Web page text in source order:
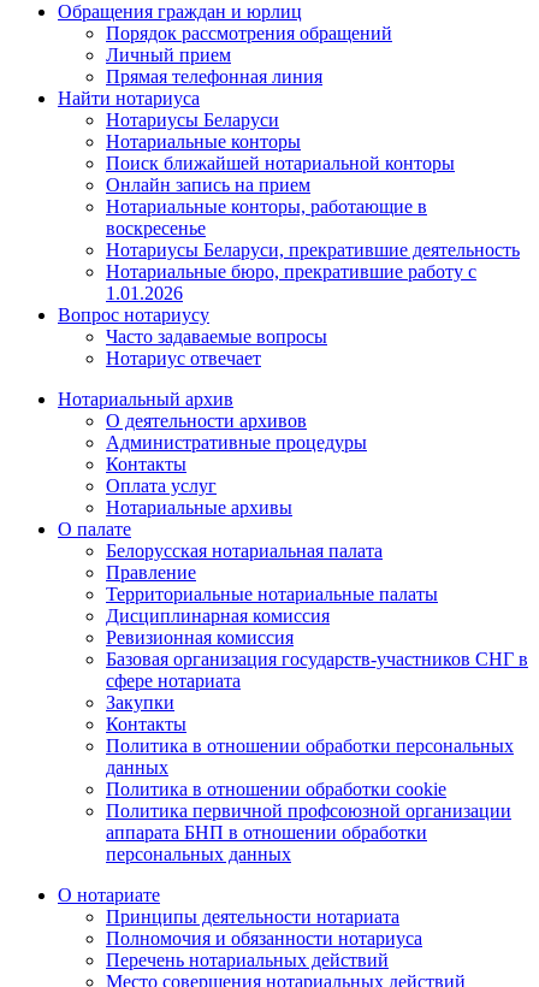
Обращения граждан и юрлиц
Порядок рассмотрения обращений
Личный прием
Прямая телефонная линия
Найти нотариуса
Нотариусы Беларуси
Нотариальные конторы
Поиск ближайшей нотариальной конторы
Онлайн запись на прием
Нотариальные конторы, работающие в
воскресенье
Нотариусы Беларуси, прекратившие деятельность
Нотариальные бюро, прекратившие работу с
1.01.2026
Вопрос нотариусу
Часто задаваемые вопросы
Нотариус отвечает
Нотариальный архив
О деятельности архивов
Административные процедуры
Контакты
Оплата услуг
Нотариальные архивы
О палате
Белорусская нотариальная палата
Правление
Территориальные нотариальные палаты
Дисциплинарная комиссия
Ревизионная комиссия
Базовая организация государств-участников СНГ в
сфере нотариата
Закупки
Контакты
Политика в отношении обработки персональных
данных
Политика в отношении обработки cookie
Политика первичной профсоюзной организации
аппарата БНП в отношении обработки
персональных данных
О нотариате
Принципы деятельности нотариата
Полномочия и обязанности нотариуса
Перечень нотариальных действий
Место совершения нотариальных действий